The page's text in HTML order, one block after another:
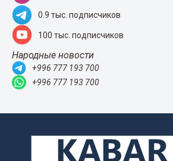
0.9 тыс. подписчиков
100 тыс. подписчиков
Народные новости
+996 777 193 700
+996 777 193 700